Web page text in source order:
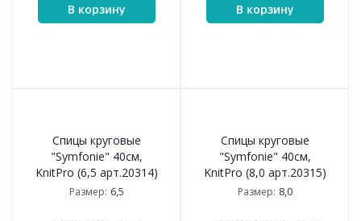
В корзину
В корзину
Спицы круговые
"Symfonie" 40см,
KnitPro (6,5 арт.20314)
Размер: 6,5
Спицы круговые
"Symfonie" 40см,
KnitPro (8,0 арт.20315)
Размер: 8,0